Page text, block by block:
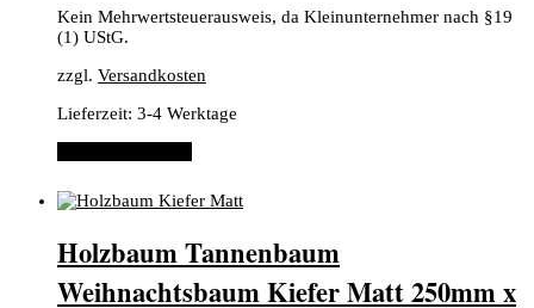
Kein Mehrwertsteuerausweis, da Kleinunternehmer nach §19
(1) UStG.
zzgl. Versandkosten
Lieferzeit: 3-4 Werktage
Holzbaum Tannenbaum
Weihnachtsbaum Kiefer Matt 250mm x